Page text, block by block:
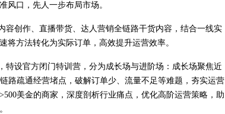
风口，先人一步布局市场。
容创作、直播带货、达人营销全链路干货内容，结合一线实
将方法转化为实际订单，高效提升运营效率。
特设官方闭门特训营，分为成长场与进阶场：成长场聚焦近
路疏通经营堵点，破解订单少、流量不足等难题，夯实运营
美金的商家，深度剖析行业痛点，优化高阶运营策略，助